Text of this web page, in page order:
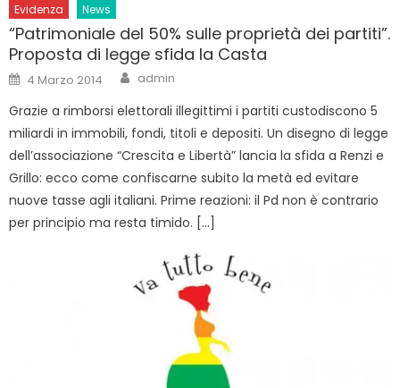
Evidenza News
“Patrimoniale del 50% sulle proprietà dei partiti”.
Proposta di legge sfida la Casta
Posted
on
4 Marzo 2014 Author
admin
Grazie a rimborsi elettorali illegittimi i partiti custodiscono 5
miliardi in immobili, fondi, titoli e depositi. Un disegno di legge
dell’associazione “Crescita e Libertà” lancia la sfida a Renzi e
Grillo: ecco come confiscarne subito la metà ed evitare
nuove tasse agli italiani. Prime reazioni: il Pd non è contrario
per principio ma resta timido. […]